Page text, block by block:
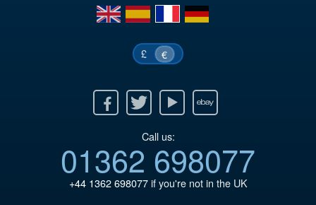
en
es fr de
£ €
Twitter Youtube Ebay
Call us:
01362 698077
+44 1362 698077if you're not in the UK